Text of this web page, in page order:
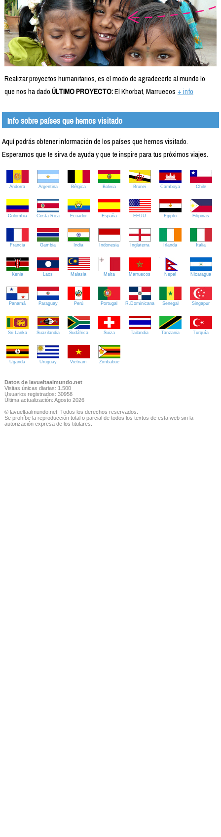
Realizar proyectos humanitarios, es el modo de agradecerle al mundo lo
que nos ha dado.ÚLTIMO PROYECTO:El Khorbat, Marruecos + info
Info sobre países que hemos visitado
Aquí podrás obtener información de los países que hemos visitado.
Esperamos que te sirva de ayuda y que te inspire para tus próximos viajes.
Andorra Argentina Bélgica Bolivia Brunei Camboya Chile
Colombia Costa Rica Ecuador España EEUU Egipto Filipinas
Francia Gambia India Indonesia Inglaterra Irlanda Italia
Kenia Laos Malasia Malta Marruecos Nepal Nicaragua
Panamá Paraguay Perú Portugal R.Dominicana Senegal Singapur
Sri Lanka Suazilandia Sudáfrica Suiza Tailandia Tanzania Turquía
Uganda Uruguay Vietnam Zimbabue
Datos de lavueltaalmundo.net
Visitas únicas diarias: 1.500
Usuarios registrados: 30958
Última actualización: Agosto 2026
© lavueltaalmundo.net. Todos los derechos reservados.
Se prohíbe la reproducción total o parcial de todos los textos de esta web sin la
autorización expresa de los titulares.